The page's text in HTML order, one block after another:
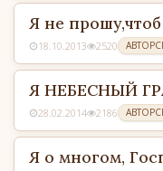
Я не
18.10.2013 2520
Я НЕБЕСНЫЙ
28.02.2014 2186
Я о многом,